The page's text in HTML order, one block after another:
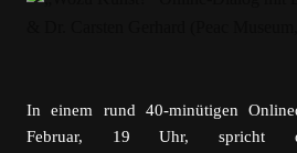
In einem rund 40-minütigen
Februar, 19 Uhr, spricht